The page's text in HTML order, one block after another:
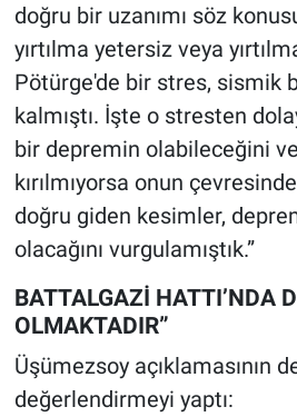
doğru bir uzanımı söz
yırtılma yetersiz veya
Pötürge'de bir stres, sismik
kalmıştı. İşte o stresten
bir depremin olabileceğini
kırılmıyorsa onun
doğru giden kesimler,
olacağını vurgulamıştık.”
BATTALGAZİ HATTI’NDA
OLMAKTADIR”
Üşümezsoy açıklamasının
değerlendirmeyi yaptı: